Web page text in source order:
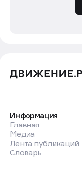
Информация
Главная
Медиа
Лента публикаций
Словарь